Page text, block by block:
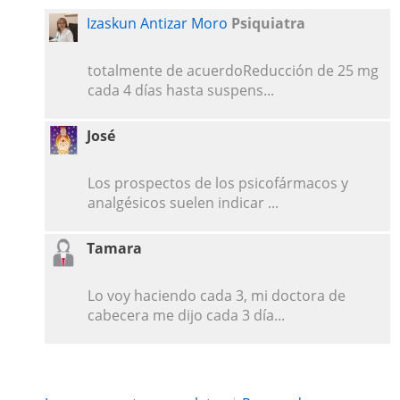
Izaskun Antizar Moro Psiquiatra
totalmente de acuerdoReducción de 25 mg
cada 4 días hasta suspens...
José
Los prospectos de los psicofármacos y
analgésicos suelen indicar ...
Tamara
Lo voy haciendo cada 3, mi doctora de
cabecera me dijo cada 3 día...